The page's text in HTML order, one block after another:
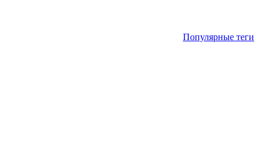
Популярные теги